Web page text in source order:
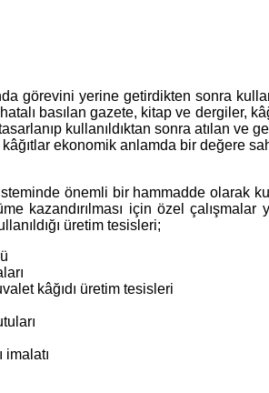
görevini yerine getirdikten sonra
basılan gazete, kitap ve dergiler,
kullanıldıktan sonra atılan
ekonomik anlamda bir değere
önemli bir hammadde olarak
kazandırılması için özel
üretim tesisleri;
kâğıdı üretim tesisleri
imalatı